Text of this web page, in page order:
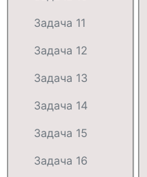
Задача 11
Задача 12
Задача 13
Задача 14
Задача 15
Задача 16